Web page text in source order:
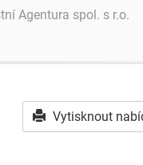
Agentura spol. s r.o.
Vytisknout